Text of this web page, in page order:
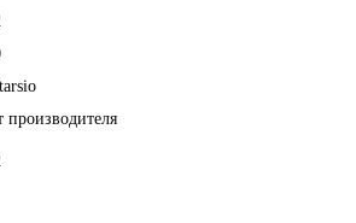
производителя